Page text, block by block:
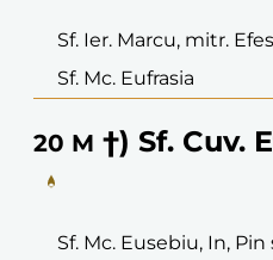
Sf. Ier. Marcu, mitr.
Sf. Mc. Eufrasia
20 M †) Sf. Cuv.
Sf. Mc. Eusebiu, In, Pin